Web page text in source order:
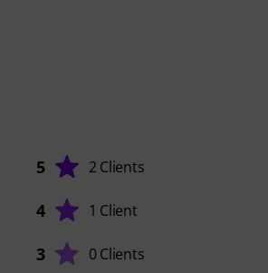
5 2 Clients
4 1 Client
3 0 Clients